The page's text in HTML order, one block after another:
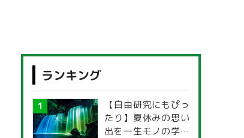
ランキング
【自由研究にもぴっ
たり】夏休みの思い
出を一生モノの学び